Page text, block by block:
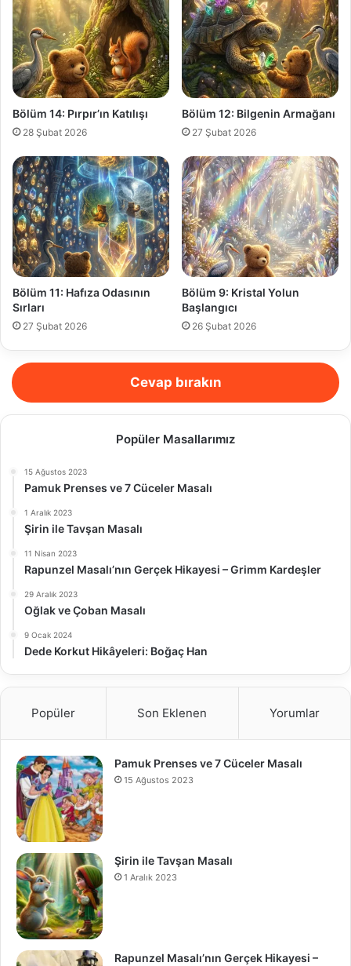
Bölüm 14: Pırpır’ın Katılışı
28 Şubat 2026
Bölüm 12: Bilgenin Armağanı
27 Şubat 2026
Bölüm 11: Hafıza Odasının
Sırları
27 Şubat 2026
Bölüm 9: Kristal Yolun
Başlangıcı
26 Şubat 2026
Cevap bırakın
Popüler Masallarımız
15 Ağustos 2023
Pamuk Prenses ve 7 Cüceler Masalı
1 Aralık 2023
Şirin ile Tavşan Masalı
11 Nisan 2023
Rapunzel Masalı’nın Gerçek Hikayesi – Grimm Kardeşler
29 Aralık 2023
Oğlak ve Çoban Masalı
9 Ocak 2024
Dede Korkut Hikâyeleri: Boğaç Han
Popüler Son Eklenen Yorumlar
Pamuk Prenses ve 7 Cüceler Masalı
15 Ağustos 2023
Şirin ile Tavşan Masalı
1 Aralık 2023
Rapunzel Masalı’nın Gerçek Hikayesi –